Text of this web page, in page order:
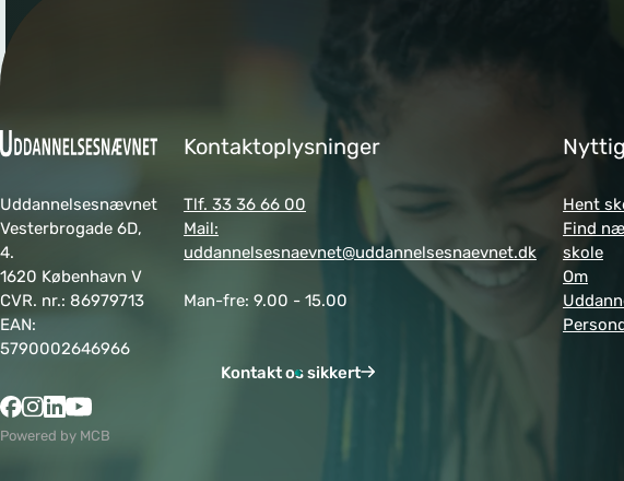
v
n
e
t
Vi arbejder for at kunne
tilbyde attraktive og
fremtidssikrede
erhvervsuddannelser
og
arbejdsmarkedets
behov for kvalificeret
Uddannelsesnævnet
Vesterbrogade 6D,
4.
1620 København V
CVR. nr.: 86979713
EAN:
5790002646966
Kontaktoplysninger
Tlf. 33 36 66 00
Mail:
uddannelsesnaevnet@uddannelsesnaevnet.dk
Man-fre: 9.00 - 15.00
Kontakt os sikkert
Hent
Find
skole
Om
Powered by MCB